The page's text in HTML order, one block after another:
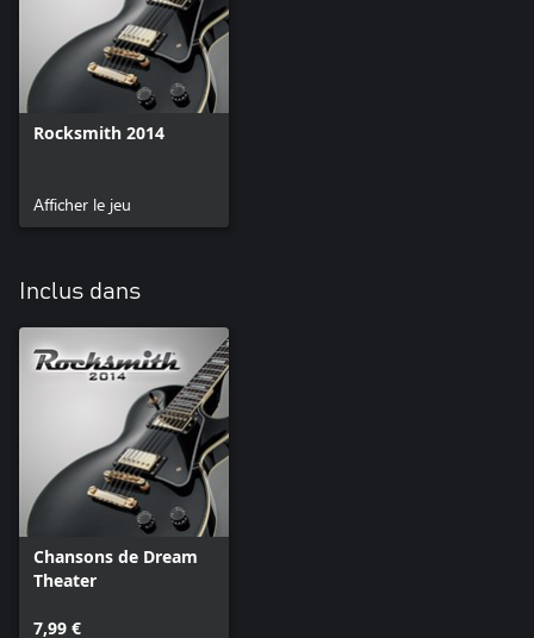
Rocksmith 2014
Afficher le jeu
Inclus dans
Chansons de Dream
Theater
7,99 €